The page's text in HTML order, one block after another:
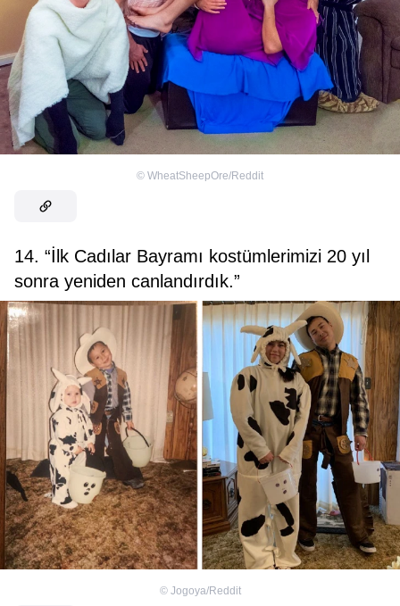
© WheatSheepOre/Reddit
14. “İlk Cadılar Bayramı kostümlerimizi 20 yıl
sonra yeniden canlandırdık.”
© Jogoya/Reddit